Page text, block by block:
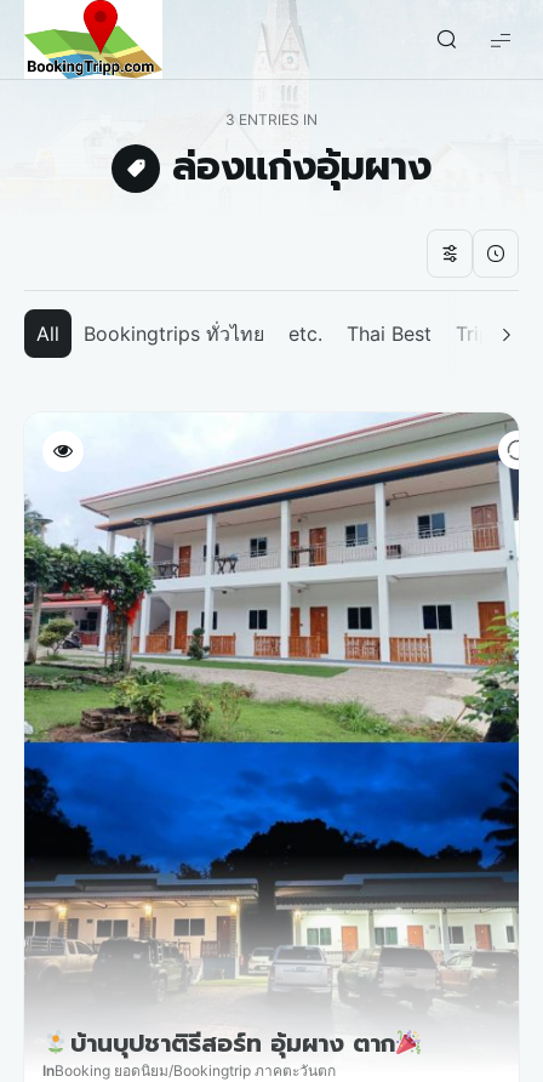
bookingtripp.com
3 ENTRIES IN
ล่องแก่งอุ้มผาง
All Bookingtrips ทั่วไทย etc. Thai Best Tripp
บ้านบุปชาติรีสอร์ท อุ้มผาง ตาก
InBooking ยอดนิยม/Bookingtrip ภาคตะวันตก